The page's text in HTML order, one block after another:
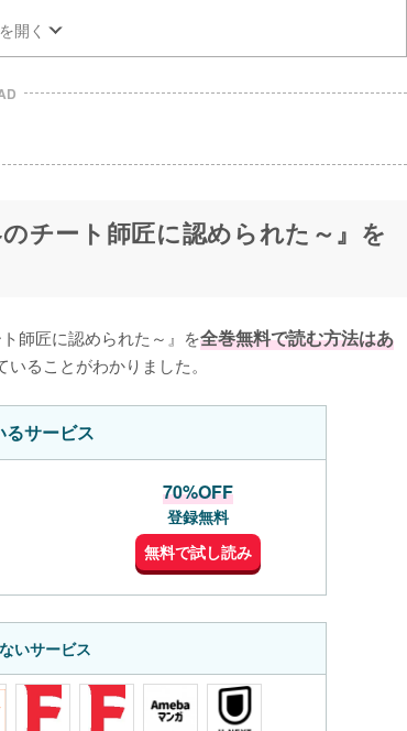
開く
チート師匠に認められた～』を
師匠に認められた～』を全巻無料で読む方法はあ
ることがわかりました。
サービス
70%OFF
登録無料
無料で試し読み
いサービス